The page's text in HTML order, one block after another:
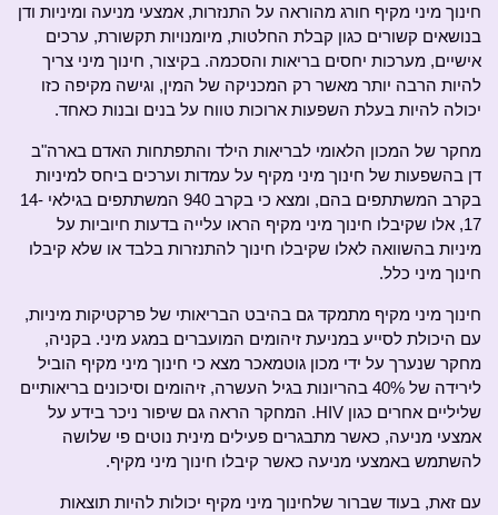
חינוך מיני מקיף חורג מהוראה על התנזרות, אמצעי מניעה ומיניות ודן
בנושאים קשורים כגון קבלת החלטות, מיומנויות תקשורת, ערכים
אישיים, מערכות יחסים בריאות והסכמה. בקיצור, חינוך מיני צריך
להיות הרבה יותר מאשר רק המכניקה של המין, וגישה מקיפה כזו
יכולה להיות בעלת השפעות ארוכות טווח על בנים ובנות כאחד.
מחקר של המכון הלאומי לבריאות הילד והתפתחות האדם בארה"ב
דן בהשפעות של חינוך מיני מקיף על עמדות וערכים ביחס למיניות
בקרב המשתתפים בהם, ומצא כי בקרב 940 המשתתפים בגילאי 14-
17, אלו שקיבלו חינוך מיני מקיף הראו עלייה בדעות חיוביות על
מיניות בהשוואה לאלו שקיבלו חינוך להתנזרות בלבד או שלא קיבלו
חינוך מיני כלל.
חינוך מיני מקיף מתמקד גם בהיבט הבריאותי של פרקטיקות מיניות,
עם היכולת לסייע במניעת זיהומים המועברים במגע מיני. בקניה,
מחקר שנערך על ידי מכון גוטמאכר מצא כי חינוך מיני מקיף הוביל
לירידה של 40% בהריונות בגיל העשרה, זיהומים וסיכונים בריאותיים
שליליים אחרים כגון HIV. המחקר הראה גם שיפור ניכר בידע על
אמצעי מניעה, כאשר מתבגרים פעילים מינית נוטים פי שלושה
להשתמש באמצעי מניעה כאשר קיבלו חינוך מיני מקיף.
עם זאת, בעוד שברור שלחינוך מיני מקיף יכולות להיות תוצאות